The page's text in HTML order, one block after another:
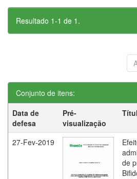
Resultado 1-1 de 1.
Conjunto de itens:
Data de
defesa
Pré-
visualização
27-Fev-2019
de